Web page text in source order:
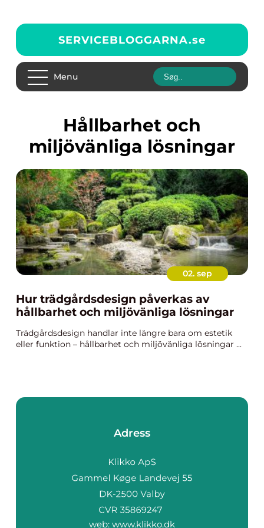
SERVICEBLOGGARNA.se
Menu
Hållbarhet och
miljövänliga lösningar
02. sep
Hur trädgårdsdesign påverkas av
hållbarhet och miljövänliga lösningar
Trädgårdsdesign handlar inte längre bara om estetik
eller funktion – hållbarhet och miljövänliga lösningar ...
Adress
web: www.klikko.dk